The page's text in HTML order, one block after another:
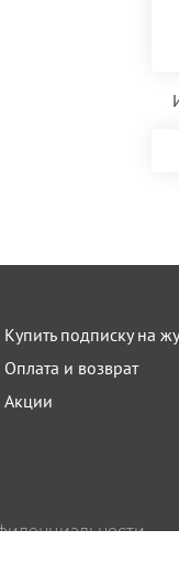
Купить подписку на
Оплата и возврат
Акции